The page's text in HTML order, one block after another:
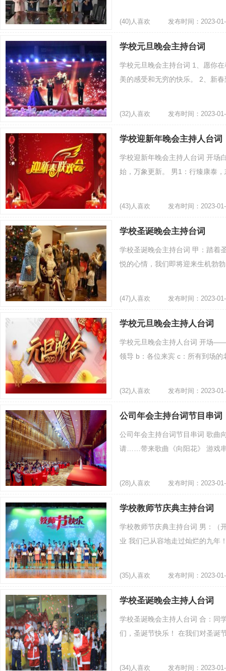
(40)人喜欢 发布时间：2023-
学校元旦晚会主持台词
学校元旦晚会主持台词 1、愿你
美的感受和无穷的快乐。 2、新
(32)人喜欢 发布时间：2023-
学校迎新年晚会主持人台词
学校迎新年晚会主持人台词 开场
始，万象更新。 男1：行臻康泰
(43)人喜欢 发布时间：2023-
学校圣诞晚会主持台词
学校圣诞晚会主持台词 甲：踏着
悦的心情，我们即将迎来生机勃
(47)人喜欢 发布时间：2023-
学校元旦晚会主持人台词
学校元旦晚会主持人台词 开场
领导 b：各位来宾 c：所有到场
(32)人喜欢 发布时间：2023-
公司年会主持台词节目串词
公司年会主持台词节目串词 歌曲
请……带来歌曲《向阳花》 游戏
(28)人喜欢 发布时间：2023-
学校教师节庆典主持台词
学校教师节庆典主持台词 男：（
业 我们已从容地走过灿烂的九年
(35)人喜欢 发布时间：2023-
学校圣诞晚会主持人台词
学校圣诞晚会主持人台词 合：同
们，圣诞节快乐！ 在我们对圣诞
(34)人喜欢 发布时间：2023-